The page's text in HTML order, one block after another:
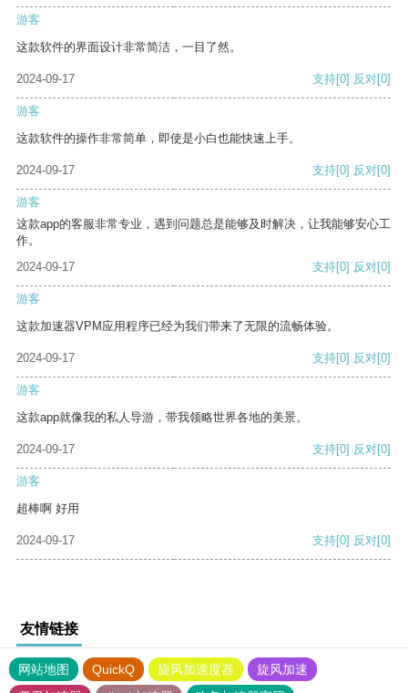
游客
这款软件的界面设计非常简洁，一目了然。
2024-09-17 支持[0] 反对[0]
游客
这款软件的操作非常简单，即使是小白也能快速上手。
2024-09-17 支持[0] 反对[0]
游客
这款app的客服非常专业，遇到问题总是能够及时解决，让我能够安心工
作。
2024-09-17
支持[0] 反对[0]
游客
这款加速器VPM应用程序已经为我们带来了无限的流畅体验。
2024-09-17 支持[0] 反对[0]
游客
这款app就像我的私人导游，带我领略世界各地的美景。
2024-09-17 支持[0] 反对[0]
游客
超棒啊 好用
2024-09-17 支持[0] 反对[0]
友情链接
网站地图 QuickQ 旋风加速度器
旋风加速